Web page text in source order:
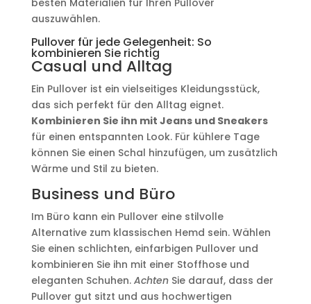
besten Materialien für Ihren Pullover
auszuwählen.
Pullover für jede Gelegenheit: So
kombinieren Sie richtig
Casual und Alltag
Ein Pullover ist ein vielseitiges Kleidungsstück,
das sich perfekt für den Alltag eignet.
Kombinieren Sie ihn mit Jeans und Sneakers
für einen entspannten Look. Für kühlere Tage
können Sie einen Schal hinzufügen, um zusätzlich
Wärme und Stil zu bieten.
Business und Büro
Im Büro kann ein Pullover eine stilvolle
Alternative zum klassischen Hemd sein. Wählen
Sie einen schlichten, einfarbigen Pullover und
kombinieren Sie ihn mit einer Stoffhose und
eleganten Schuhen. AchtenSie darauf, dass der
Pullover gut sitzt und aus hochwertigen